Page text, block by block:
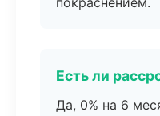
Есть ли
Да, 0% на 6